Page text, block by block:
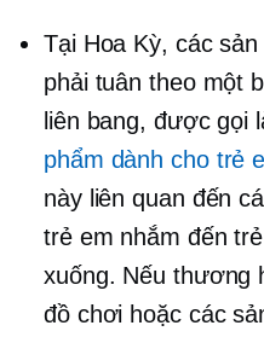
Tại Hoa Kỳ, các
phải tuân theo một
liên bang, được gọi
phẩm dành cho trẻ
này liên quan đến
trẻ em nhắm đến
xuống. Nếu thương
đồ chơi hoặc các